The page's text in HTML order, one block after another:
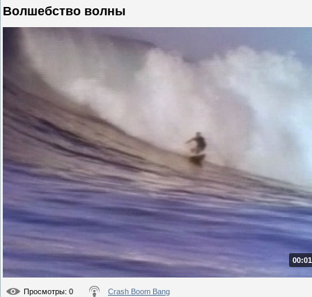
Волшебство волны
Просмотры: 0 Crash Boom Bang